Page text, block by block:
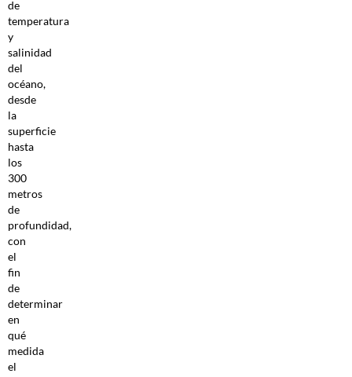
de
temperatura
y
salinidad
del
océano,
desde
la
superficie
hasta
los
300
metros
de
profundidad,
con
el
fin
de
determinar
en
qué
medida
el